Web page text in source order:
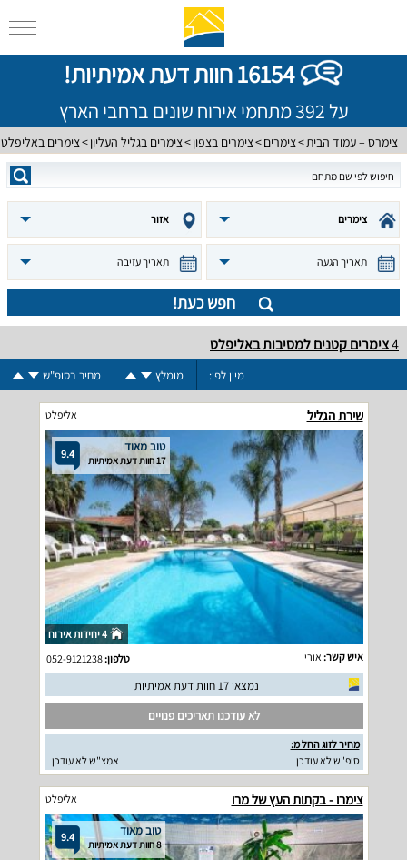
16154 חוות דעת אמיתיות!
על 392 מתחמי אירוח שונים ברחבי הארץ
צימרס – עמוד הבית צימרים צימרים בצפון צימרים בגליל העליון צימרים באליפלט
צימרים אזור
תאריך הגעה תאריך עזיבה
חפש כעת!
4צימרים קטנים למסיבות באליפלט
מיין לפי: מומלץ מחיר בסופ"ש
שירת הגליל אליפלט
9.4 טוב מאוד
17 חוות דעת אמיתיות
4 יחידות אירוח
איש קשר: אורי טלפון:052-9121238
נמצאו 17 חוות דעת אמיתיות
לא עודכנו תאריכים פנויים
מחיר לזוג החל מ:
סופ"ש לא עודכן
אמצ"ש לא עודכן
צימרו - בקתות העץ של מרו אליפלט
9.4 טוב מאוד
8 חוות דעת אמיתיות